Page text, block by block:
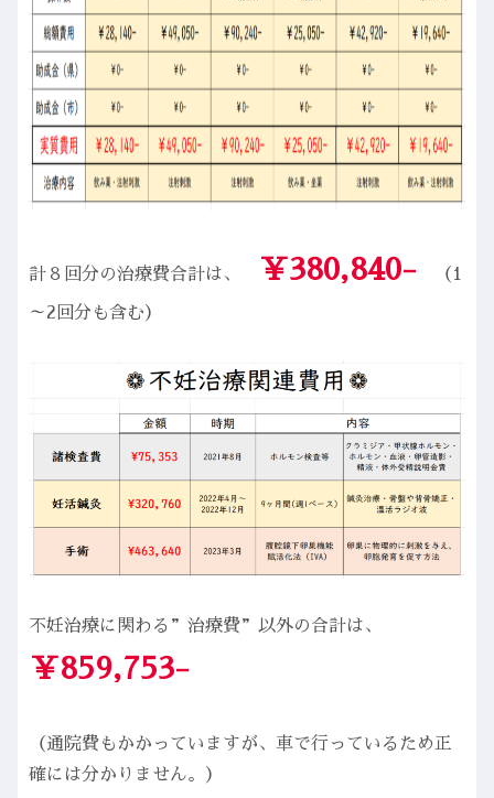
計８回分の治療費合計は、 ￥380,840- （1
～2回分も含む）
不妊治療に関わる”治療費”以外の合計は、
￥859,753-
（通院費もかかっていますが、車で行っているため正
確には分かりません。）